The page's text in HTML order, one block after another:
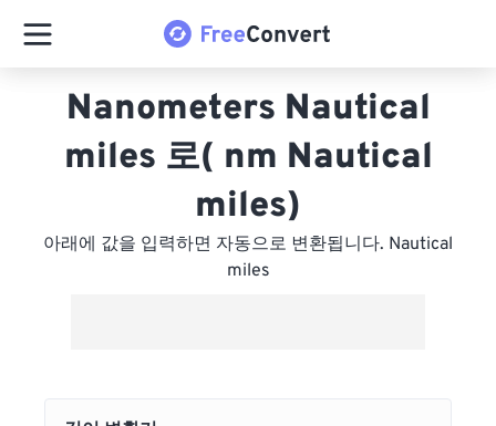
Nanometers Nautical
miles 로( nm Nautical
miles)
아래에 값을 입력하면 자동으로 변환됩니다. Nautical
miles